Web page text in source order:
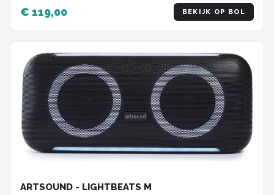
€ 119,00 BEKIJK OP BOL
ARTSOUND - LIGHTBEATS M